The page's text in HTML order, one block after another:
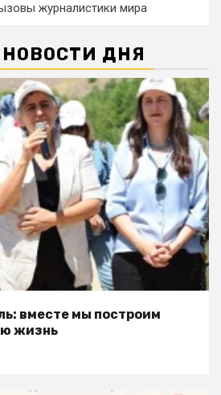
журналистики мира
ДНЯ
вместе мы построим
жизнь